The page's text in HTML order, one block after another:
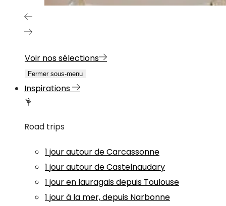
Voir nos sélections
Fermer sous-menu
Inspirations
Road trips
1 jour autour de Carcassonne
1 jour autour de Castelnaudary
1 jour en lauragais depuis Toulouse
1 jour à la mer, depuis Narbonne